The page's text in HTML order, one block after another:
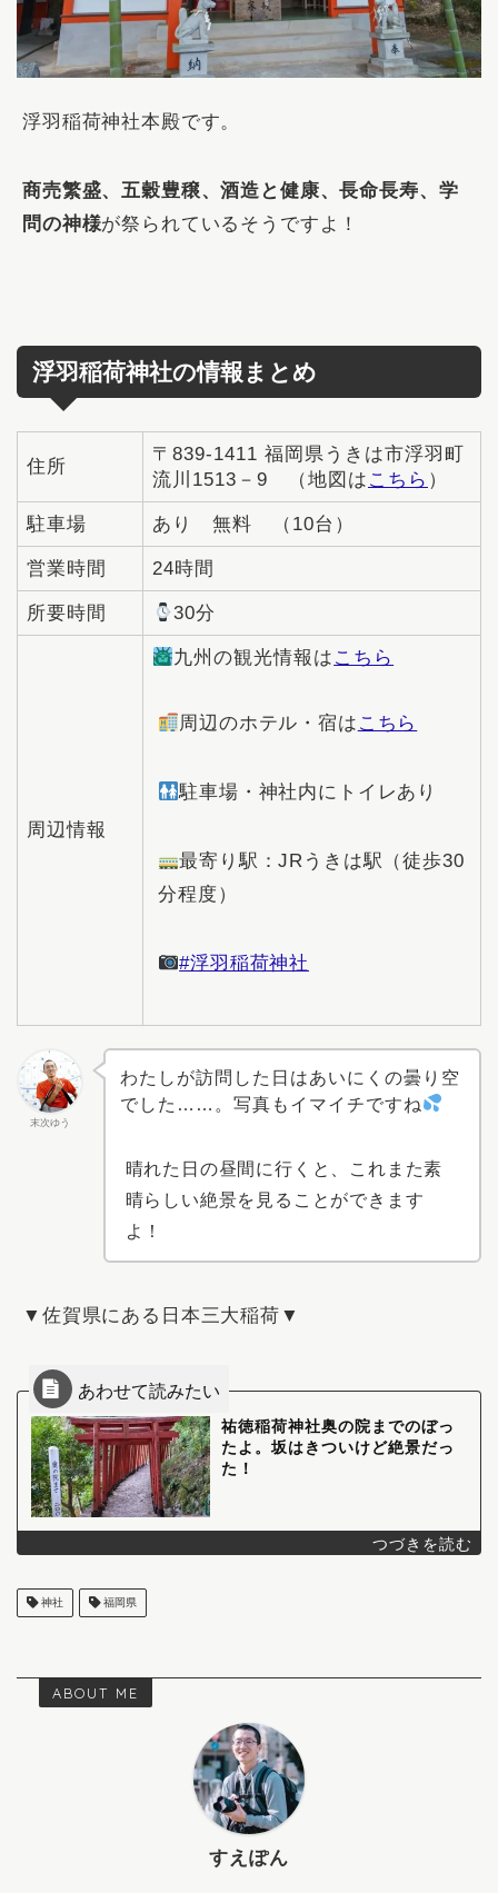
浮羽稲荷神社本殿です。
商売繁盛、五穀豊穣、酒造と健康、長命長寿、学
問の神様が祭られているそうですよ！
浮羽稲荷神社の情報まとめ
住所
〒839-1411 福岡県うきは市浮羽町
流川1513－9 （地図は こちら ）
駐車場 あり 無料 （10台）
営業時間 24時間
所要時間 30分
周辺情報
九州の観光情報は こちら
周辺のホテル・宿は こちら
駐車場・神社内にトイレあり
最寄り駅：JRうきは駅（徒歩30
分程度）
#浮羽稲荷神社
末次ゆう
わたしが訪問した日はあいにくの曇り空
でした……。写真もイマイチですね
晴れた日の昼間に行くと、これまた素
晴らしい絶景を見ることができます
よ！
▼佐賀県にある日本三大稲荷▼
祐徳稲荷神社奥の院までのぼっ
たよ。坂はきついけど絶景だっ
た！
神社 福岡県
ABOUT ME
すえぽん